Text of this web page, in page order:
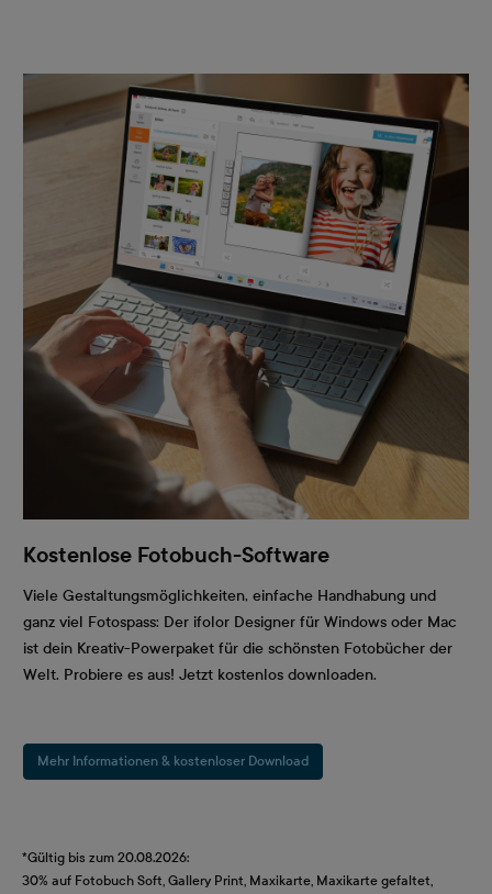
Kostenlose Fotobuch-Software
Viele Gestaltungsmöglichkeiten, einfache Handhabung und
ganz viel Fotospass: Der ifolor Designer für Windows oder Mac
ist dein Kreativ-Powerpaket für die schönsten Fotobücher der
Welt. Probiere es aus! Jetzt kostenlos downloaden.
Mehr Informationen & kostenloser Download
*Gültig bis zum 20.08.2026:
30% auf Fotobuch Soft, Gallery Print, Maxikarte, Maxikarte gefaltet,